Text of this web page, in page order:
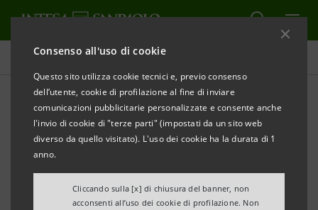
Consenso all'uso di cookie
Questo sito utilizza cookie tecnici e, previo consenso
dell’utente, cookie di profilazione al fine di inviare
comunicazioni pubblicitarie personalizzate e consente anche
l'invio di cookie di "terze parti" (impostati da un sito web
diverso da quello visitato). L'uso dei cookie ha la durata di 1
anno.
Cliccando sulla [x] di chiusura del banner, non
acconsenti all’uso dei cookie di profilazione. Non
Sostenibilità
News di sostenibilità
ALERT STAMPA AGGIORNA